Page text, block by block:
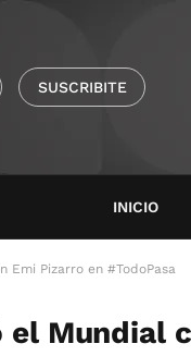
SUSCRIBITE
INICIO
Emi Pizarro en #TodoPasa
Mundial